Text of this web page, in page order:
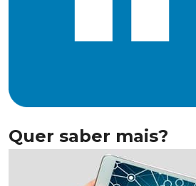
Quer saber mais?